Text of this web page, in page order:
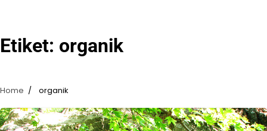
Etiket: organik
Home organik